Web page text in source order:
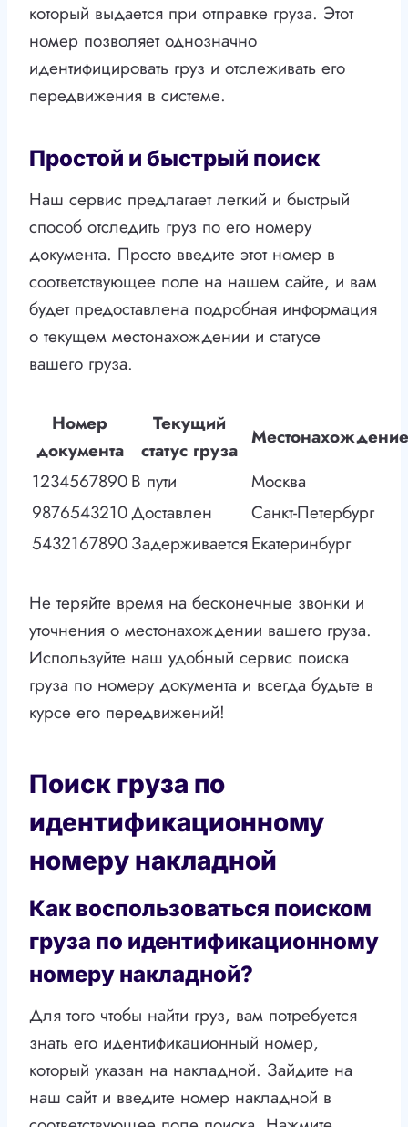
который выдается при отправке груза. Этот
номер позволяет однозначно
идентифицировать груз и отслеживать его
передвижения в системе.
Простой и быстрый поиск
Наш сервис предлагает легкий и быстрый
способ отследить груз по его номеру
документа. Просто введите этот номер в
соответствующее поле на нашем сайте, и вам
будет предоставлена подробная информация
о текущем местонахождении и статусе
вашего груза.
Номер
документа
Текущий
статус груза
Местонахождение
1234567890В пути
Москва
9876543210Доставлен
Санкт-Петербург
5432167890ЗадерживаетсяЕкатеринбург
Не теряйте время на бесконечные звонки и
уточнения о местонахождении вашего груза.
Используйте наш удобный сервис поиска
груза по номеру документа и всегда будьте в
курсе его передвижений!
Поиск груза по
идентификационному
номеру накладной
Как воспользоваться поиском
груза по идентификационному
номеру накладной?
Для того чтобы найти груз, вам потребуется
знать его идентификационный номер,
который указан на накладной. Зайдите на
наш сайт и введите номер накладной в